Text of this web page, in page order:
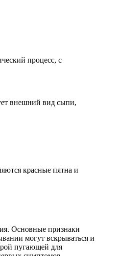
процесс, с
внешний вид сыпи,
красные пятна и
Основные признаки
могут вскрываться и
пугающей для